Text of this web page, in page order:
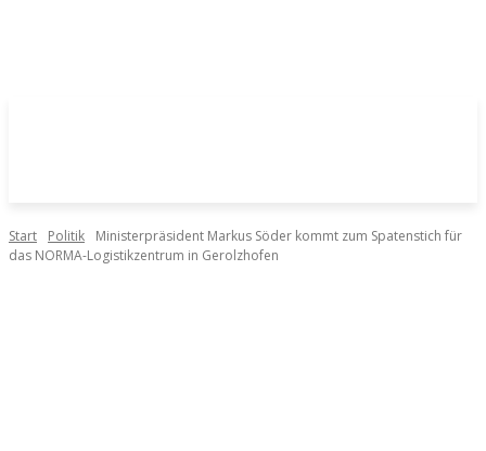
Start Politik
Ministerpräsident Markus Söder kommt zum Spatenstich für
das NORMA-Logistikzentrum in Gerolzhofen